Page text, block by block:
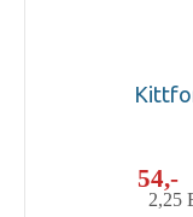
54,-
2,25